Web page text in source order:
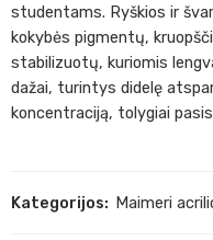
studentams. Ryškios ir
kokybės pigmentų,
stabilizuotų, kuriomis
dažai, turintys didelę
koncentraciją, tolygiai
Kategorijos: Maimeri